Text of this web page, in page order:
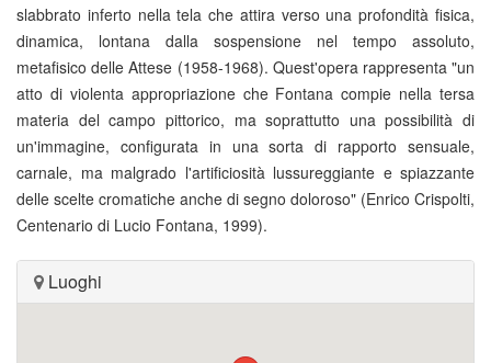
slabbrato inferto nella tela che attira verso una profondità fisica,
dinamica, lontana dalla sospensione nel tempo assoluto,
metafisico delle Attese (1958-1968). Quest'opera rappresenta "un
atto di violenta appropriazione che Fontana compie nella tersa
materia del campo pittorico, ma soprattutto una possibilità di
un'immagine, configurata in una sorta di rapporto sensuale,
carnale, ma malgrado l'artificiosità lussureggiante e spiazzante
delle scelte cromatiche anche di segno doloroso" (Enrico Crispolti,
Centenario di Lucio Fontana, 1999).
Luoghi